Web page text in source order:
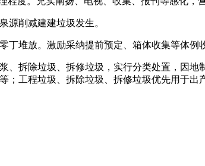
削减建建垃圾发生。
放。激励采纳提前预定、箱体收集等体例
拆除垃圾、拆修垃圾，实行分类处置，因地
工程垃圾、拆除垃圾、拆修垃圾优先用于出